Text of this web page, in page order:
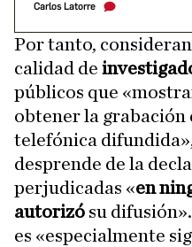
Carlos Latorre
Por tanto,
calidad de
públicos que
obtener la grabación
telefónica
desprende de la
perjudicadas «en
autorizó su
es «especialmente